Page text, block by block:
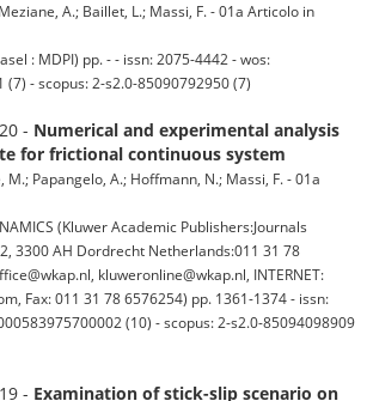
A.; Baillet, L.; Massi, F. - 01a Articolo in
: MDPI) pp. - - issn: 2075-4442 - wos:
(7) - scopus: 2-s2.0-85090792950 (7)
- Numerical and experimental analysis
for frictional continuous system
M.; Papangelo, A.; Hoffmann, N.; Massi, F. - 01a
(Kluwer Academic Publishers:Journals
3300 AH Dordrecht Netherlands:011 31 78
kluweronline@wkap.nl, INTERNET:
Fax: 011 31 78 6576254) pp. 1361-1374 - issn:
(10) - scopus: 2-s2.0-85094098909
- Examination of stick-slip scenario on